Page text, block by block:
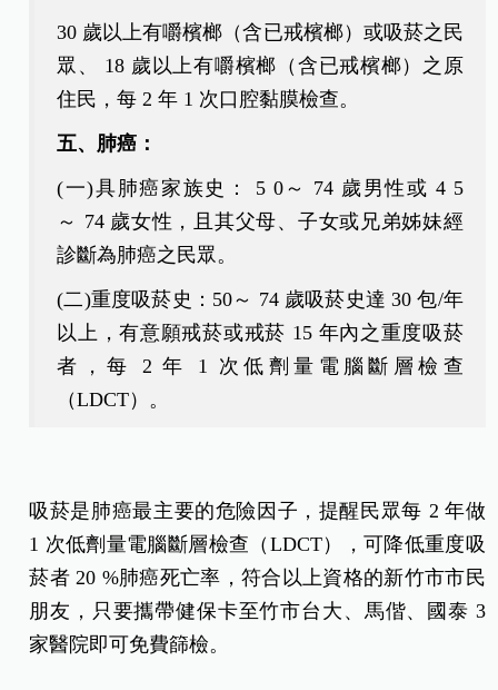
30 歲以上有嚼檳榔（含已戒檳榔）或吸菸之民
眾、 18 歲以上有嚼檳榔（含已戒檳榔）之原
住民，每 2 年 1 次口腔黏膜檢查。
五、肺癌：
(一)具肺癌家族史： 5 0～ 74 歲男性或 4 5
～ 74 歲女性，且其父母、子女或兄弟姊妹經
診斷為肺癌之民眾。
(二)重度吸菸史：50～ 74 歲吸菸史達 30 包/年
以上，有意願戒菸或戒菸 15 年內之重度吸菸
者，每 2 年 1 次低劑量電腦斷層檢查
（LDCT）。
吸菸是肺癌最主要的危險因子，提醒民眾每 2 年做
1 次低劑量電腦斷層檢查（LDCT），可降低重度吸
菸者 20 %肺癌死亡率，符合以上資格的新竹市市民
朋友，只要攜帶健保卡至竹市台大、馬偕、國泰 3
家醫院即可免費篩檢。